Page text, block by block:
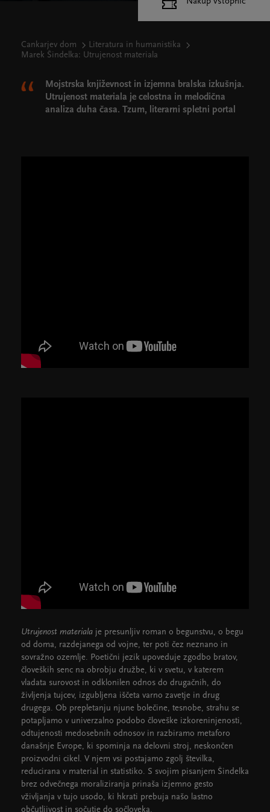
Cankarjev dom
Literatura in humanistika
Marek Šindelka: Utrujenost materiala
Mojstrska književnost in izjemna bralska izkušnja.
Utrujenost materiala je celostna in melodična
analiza duha časa. Tzum, literarni spletni portal
Utrujenost materiala je presunljiv roman o begunstvu, o begu
od doma, razdejanega od vojne, ter poti čez neznano in
sovražno ozemlje. Poetični jezik upoveduje zgodbo bratov,
človeških senc na obrobju družbe, ki v svetu, v katerem
vladata surovost in odklonilen odnos do drugačnih, do
življenja tujcev, izgubljena iščeta varno zavetje in drug
drugega. Ob prepletanju njune bolečine, tesnobe, strahu se
potapljamo v univerzalno podobo človeške izkoreninjenosti,
odtujenosti medosebnih odnosov in razbiramo metaforo
današnje Evrope, ki spominja na delovni stroj, neskončen
proizvodni cikel. V njem vsi postajamo zgolj številka,
reducirana v material in statistiko. S svojim pisanjem Šindelka
brez odvečnega moraliziranja prinaša izjemno gesto
vživljanja v tujo usodo, ki hkrati prebuja našo lastno
občutljivost in sočutje do sočloveka.